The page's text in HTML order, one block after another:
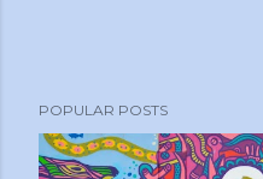
POPULAR POSTS